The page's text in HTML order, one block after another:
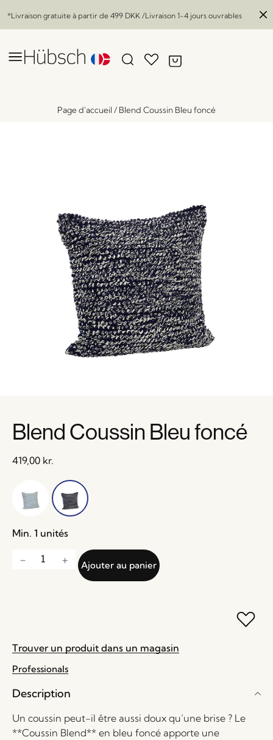
*Livraison gratuite à partir de 499 DKK /Livraison 1-4 jours ouvrables
Page d'accueil / Blend Coussin Bleu foncé
Blend Coussin Bleu foncé
419,00 kr.
Min. 1 unités
Ajouter au panier
Trouver un produit dans un magasin
Professionals
Description
Un coussin peut-il être aussi doux qu’une brise ? Le
**Coussin Blend** en bleu foncé apporte une